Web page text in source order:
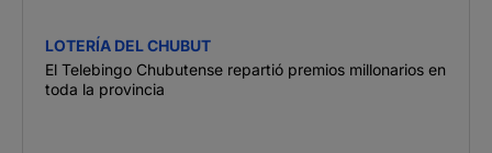
LOTERÍA DEL CHUBUT
El Telebingo Chubutense repartió premios millonarios en
toda la provincia